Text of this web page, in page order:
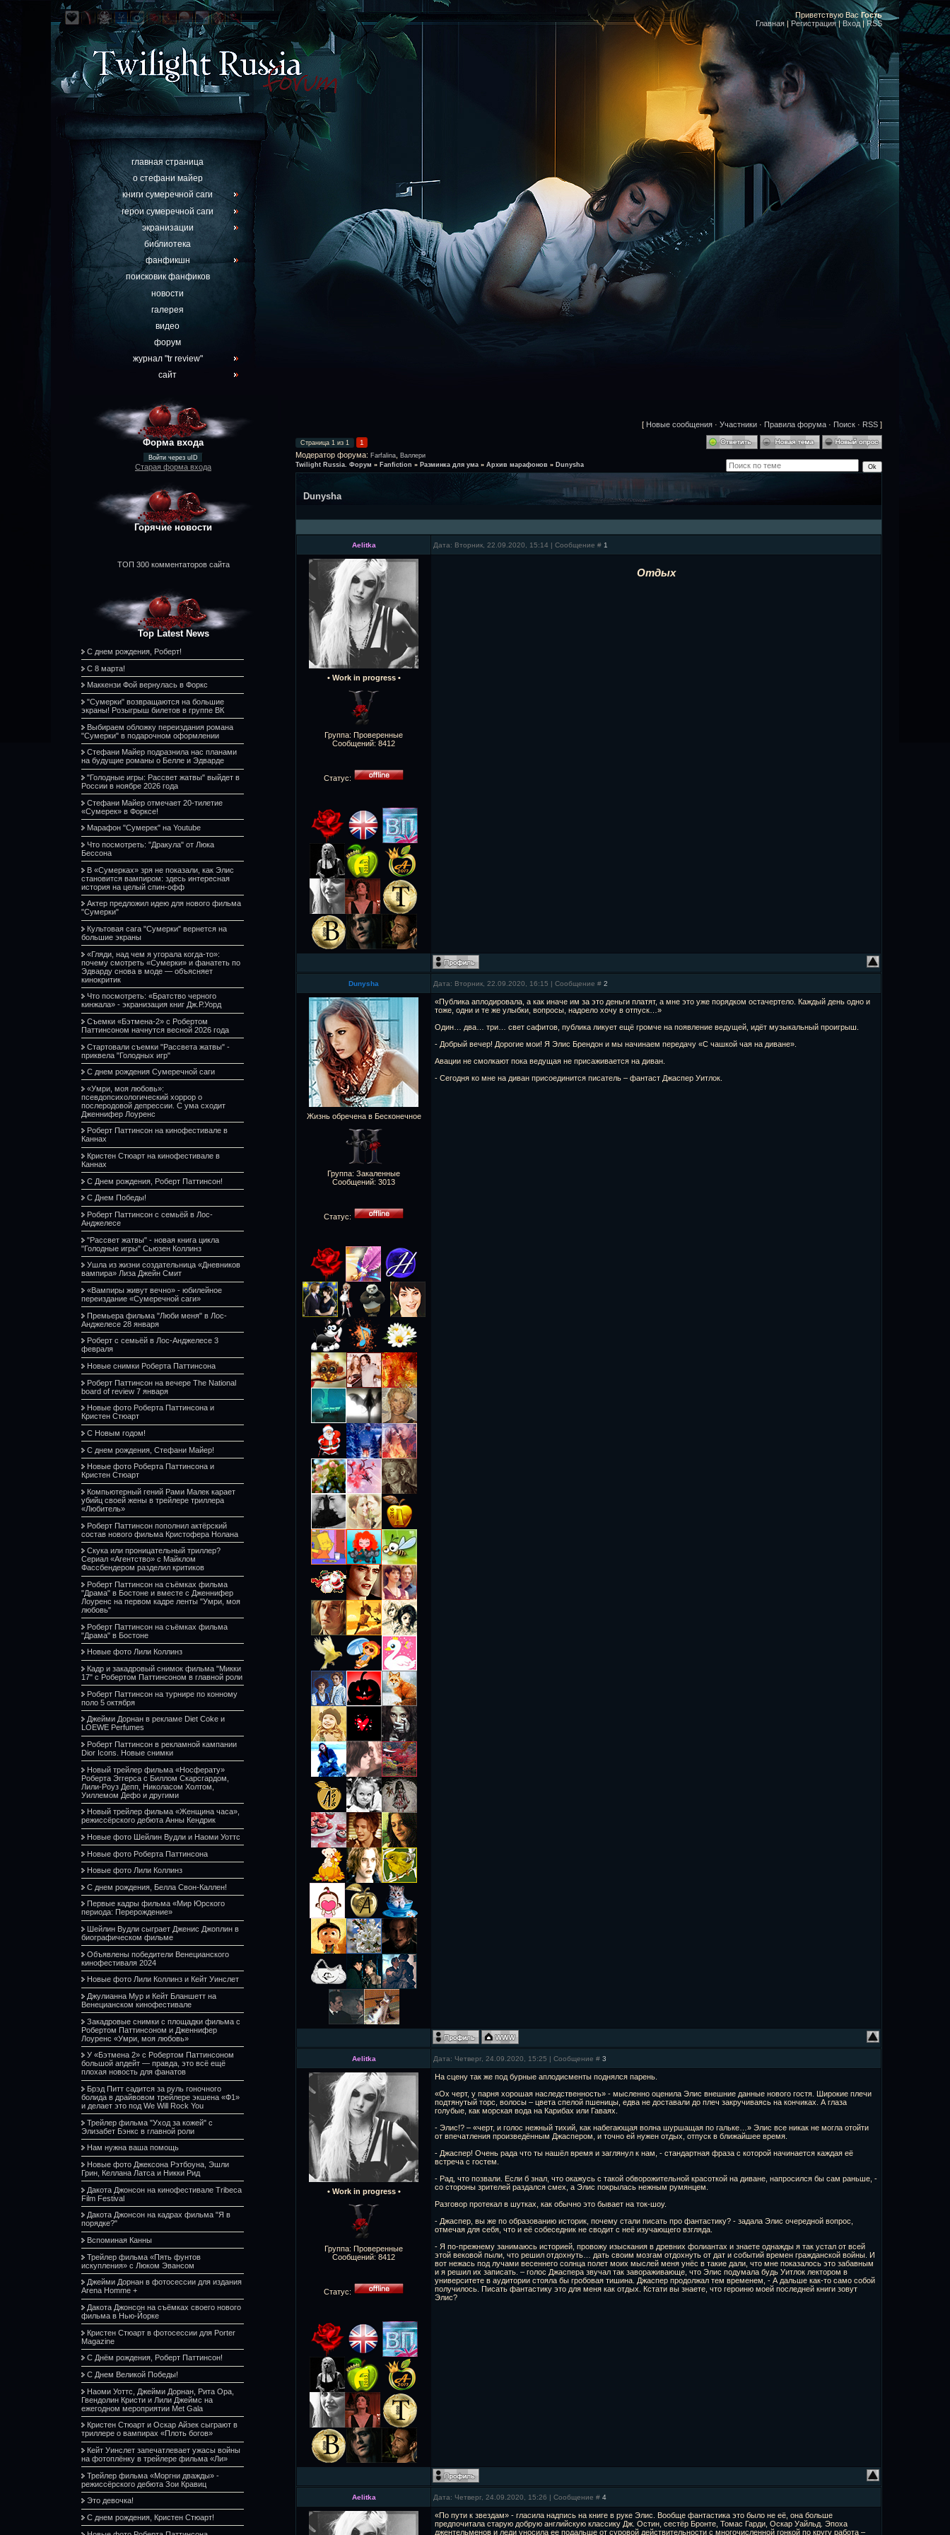
Приветствую Вас Гость
Главная|Регистрация|Вход |RSS
главная страница
о стефани майер
книги сумеречной саги
герои сумеречной саги
экранизации
библиотека
фанфикшн
поисковик фанфиков
новости
галерея
видео
форум
журнал "tr review"
сайт
Форма входа
Войти через uID
Старая форма входа
Горячие новости
ТОП 300 комментаторов сайта
Top Latest News
С днем рождения, Роберт!
С 8 марта!
Маккензи Фой вернулась в Форкс
"Сумерки" возвращаются на большие
экраны! Розыгрыш билетов в группе ВК
Выбираем обложку переиздания романа
"Сумерки" в подарочном оформлении
Стефани Майер подразнила нас планами
на будущие романы о Белле и Эдварде
"Голодные игры: Рассвет жатвы" выйдет в
России в ноябре 2026 года
Стефани Майер отмечает 20-тилетие
«Сумерек» в Форксе!
Марафон "Сумерек" на Youtube
Что посмотреть: "Дракула" от Люка
Бессона
В «Сумерках» зря не показали, как Элис
становится вампиром: здесь интересная
история на целый спин-офф
Актер предложил идею для нового фильма
"Сумерки"
Культовая сага "Сумерки" вернется на
большие экраны
«Гляди, над чем я угорала когда-то»:
почему смотреть «Сумерки» и фанатеть по
Эдварду снова в моде — объясняет
кинокритик
Что посмотреть: «Братство черного
кинжала» - экранизация книг Дж.Р.Уорд
Съемки «Бэтмена-2» с Робертом
Паттинсоном начнутся весной 2026 года
Стартовали съемки "Рассвета жатвы" -
приквела "Голодных игр"
С днем рождения Сумеречной саги
«Умри, моя любовь»:
псевдопсихологический хоррор о
послеродовой депрессии. С ума сходит
Дженнифер Лоуренс
Роберт Паттинсон на кинофестивале в
Каннах
Кристен Стюарт на кинофестивале в
Каннах
С Днем рождения, Роберт Паттинсон!
С Днем Победы!
Роберт Паттинсон с семьёй в Лос-
Анджелесе
"Рассвет жатвы" - новая книга цикла
"Голодные игры" Сьюзен Коллинз
Ушла из жизни создательница «Дневников
вампира» Лиза Джейн Смит
«Вампиры живут вечно» - юбилейное
переиздание «Сумеречной саги»
Премьера фильма "Люби меня" в Лос-
Анджелесе 28 января
Роберт с семьёй в Лос-Анджелесе 3
февраля
Новые снимки Роберта Паттинсона
Роберт Паттинсон на вечере The National
board of review 7 января
Новые фото Роберта Паттинсона и
Кристен Стюарт
С Новым годом!
С днем рождения, Стефани Майер!
Новые фото Роберта Паттинсона и
Кристен Стюарт
Компьютерный гений Рами Малек карает
убийц своей жены в трейлере триллера
«Любитель»
Роберт Паттинсон пополнил актёрский
состав нового фильма Кристофера Нолана
Скука или проницательный триллер?
Сериал «Агентство» с Майклом
Фассбендером разделил критиков
Роберт Паттинсон на съёмках фильма
"Драма" в Бостоне и вместе с Дженнифер
Лоуренс на первом кадре ленты "Умри, моя
любовь"
Роберт Паттинсон на съёмках фильма
"Драма" в Бостоне
Новые фото Лили Коллинз
Кадр и закадровый снимок фильма "Микки
17" с Робертом Паттинсоном в главной роли
Роберт Паттинсон на турнире по конному
поло 5 октября
Джейми Дорнан в рекламе Diet Coke и
LOEWE Perfumes
Роберт Паттинсон в рекламной кампании
Dior Icons. Новые снимки
Новый трейлер фильма «Носферату»
Роберта Эггерса с Биллом Скарсгардом,
Лили-Роуз Депп, Николасом Холтом,
Уиллемом Дефо и другими
Новый трейлер фильма «Женщина часа»,
режиссёрского дебюта Анны Кендрик
Новые фото Шейлин Вудли и Наоми Уоттс
Новые фото Роберта Паттинсона
Новые фото Лили Коллинз
С днем рождения, Белла Свон-Каллен!
Первые кадры фильма «Мир Юрского
периода: Перерождение»
Шейлин Вудли сыграет Дженис Джоплин в
биографическом фильме
Объявлены победители Венецианского
кинофестиваля 2024
Новые фото Лили Коллинз и Кейт Уинслет
Джулианна Мур и Кейт Бланшетт на
Венецианском кинофестивале
Закадровые снимки с площадки фильма с
Робертом Паттинсоном и Дженнифер
Лоуренс «Умри, моя любовь»
У «Бэтмена 2» с Робертом Паттинсоном
большой апдейт — правда, это всё ещё
плохая новость для фанатов
Брэд Питт садится за руль гоночного
болида в драйвовом трейлере экшена «Ф1»
и делает это под We Will Rock You
Трейлер фильма "Уход за кожей" с
Элизабет Бэнкс в главной роли
Нам нужна ваша помощь
Новые фото Джексона Рэтбоуна, Эшли
Грин, Келлана Латса и Никки Рид
Дакота Джонсон на кинофестивале Tribeca
Film Festival
Дакота Джонсон на кадрах фильма "Я в
порядке?"
Вспоминая Канны
Трейлер фильма «Пять фунтов
искупления» с Люком Эвансом
Джейми Дорнан в фотосессии для издания
Arena Homme +
Дакота Джонсон на съёмках своего нового
фильма в Нью-Йорке
Кристен Стюарт в фотосессии для Porter
Magazine
С Днём рождения, Роберт Паттинсон!
С Днем Великой Победы!
Наоми Уоттс, Джейми Дорнан, Рита Ора,
Гвендолин Кристи и Лили Джеймс на
ежегодном мероприятии Met Gala
Кристен Стюарт и Оскар Айзек сыграют в
триллере о вампирах «Плоть богов»
Кейт Уинслет запечатлевает ужасы войны
на фотоплёнку в трейлере фильма «Ли»
Трейлер фильма «Моргни дважды» -
режиссёрского дебюта Зои Кравиц
Это девочка!
С днем рождения, Кристен Стюарт!
[ Новые сообщения · Участники · Правила форума · Поиск · RSS ]
Страница 1 из 1 1
Модератор форума: Farfalina
Валлери
Twilight Russia. Форум » Fanfiction » Разминка для ума » Архив марафонов » Dunysha
Dunysha
Aelitka Дата: Вторник, 22.09.2020, 15:14 | Сообщение # 1
• Work in progress •
Группа: Проверенные
Сообщений: 8412
Статус:
Отдых
Dunysha Дата: Вторник, 22.09.2020, 16:15 | Сообщение # 2
Жизнь обречена в Бесконечное
Группа: Закаленные
Сообщений: 3013
Статус:
«Публика аплодировала, а как иначе им за это деньги платят, а мне это уже порядком остачертело. Каждый день одно и
тоже, одни и те же улыбки, вопросы, надоело хочу в отпуск…»
Один… два… три… свет сафитов, публика ликует ещё громче на появление ведущей, идёт музыкальный проигрыш.
- Добрый вечер! Дорогие мои! Я Элис Брендон и мы начинаем передачу «С чашкой чая на диване».
Авации не смолкают пока ведущая не присаживается на диван.
- Сегодня ко мне на диван присоединится писатель – фантаст Джаспер Уитлок.
Aelitka Дата: Четверг, 24.09.2020, 15:25 | Сообщение # 3
• Work in progress •
Группа: Проверенные
Сообщений: 8412
Статус:
На сцену так же под бурные аплодисменты поднялся парень.
«Ох черт, у парня хорошая наследственность» - мысленно оценила Элис внешние данные нового гостя. Широкие плечи
подтянутый торс, волосы – цвета спелой пшеницы, едва не доставали до плеч закручиваясь на кончиках. А глаза
голубые, как морская вода на Карибах или Гаваях.
- Элис!? – «черт, и голос нежный тихий, как набегающая волна шуршащая по гальке…» Элис все никак не могла отойти
от впечатления произведённым Джаспером, и точно ей нужен отдых, отпуск в ближайшее время.
- Джаспер! Очень рада что ты нашёл время и заглянул к нам, - стандартная фраза с которой начинается каждая её
встреча с гостем.
- Рад, что позвали. Если б знал, что окажусь с такой обворожительной красоткой на диване, напросился бы сам раньше, -
со стороны зрителей раздался смех, а Элис покрылась нежным румянцем.
Разговор протекал в шутках, как обычно это бывает на ток-шоу.
- Джаспер, вы же по образованию историк, почему стали писать про фантастику? - задала Элис очередной вопрос,
отмечая для себя, что и её собеседник не сводит с неё изучающего взгляда.
- Я по-прежнему занимаюсь историей, провожу изыскания в древних фолиантах и знаете однажды я так устал от всей
этой вековой пыли, что решил отдохнуть… дать своим мозгам отдохнуть от дат и событий времен гражданской войны. И
вот нежась под лучами весеннего солнца полет моих мыслей меня унёс в такие дали, что мне показалось это забавным
и я решил их записать. – голос Джаспера звучал так завораживающе, что Элис подумала будь Уитлок лектором в
университете в аудитории стояла бы гробовая тишина. Джаспер продолжал тем временем, - А дальше как-то само собой
получилось. Писать фантастику это для меня как отдых. Кстати вы знаете, что героиню моей последней книги зовут
Элис?
Aelitka Дата: Четверг, 24.09.2020, 15:26 | Сообщение # 4
«По пути к звездам» - гласила надпись на книге в руке Элис. Вообще фантастика это было не её, она больше
предпочитала старую добрую английскую классику Дж. Остин, сестёр Бронте, Томас Гарди, Оскар Уайльд. Эпоха
джентельменов и леди уносила ее подальше от суровой действительности с многочисленной гонкой по кругу работа –